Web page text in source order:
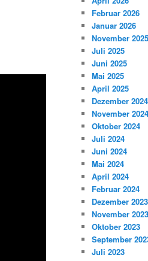
Februar 2026
Januar 2026
November 2025
Juli 2025
Juni 2025
Mai 2025
April 2025
Dezember 2024
November 2024
Oktober 2024
Juli 2024
Juni 2024
Mai 2024
April 2024
Februar 2024
Dezember 2023
November 2023
Oktober 2023
September
Juli 2023